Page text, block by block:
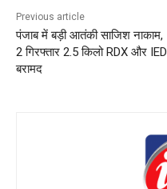
Previous article
पंजाब में बड़ी आतंकी साजिश नाकाम,
2 गिरफ्तार 2.5 किलो RDX और IED
बरामद